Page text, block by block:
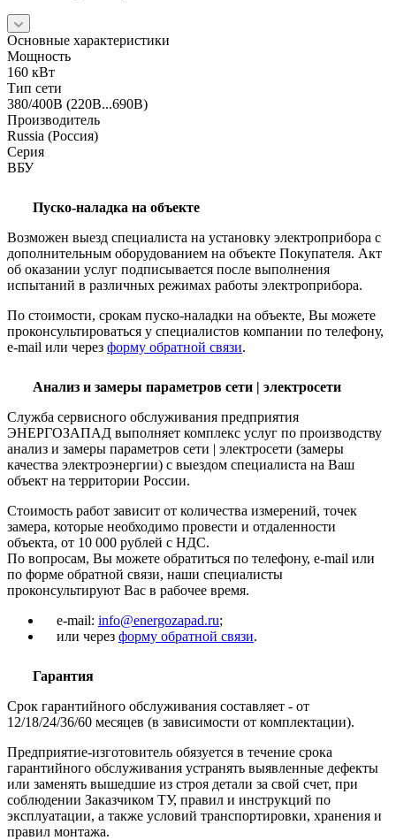
Основные характеристики
Мощность
160 кВт
Тип сети
380/400В (220В...690В)
Производитель
Russia (Россия)
Серия
ВБУ
Пуско-наладка на объекте
Возможен выезд специалиста на установку электроприбора с
дополнительным оборудованием на объекте Покупателя. Акт
об оказании услуг подписывается после выполнения
испытаний в различных режимах работы электроприбора.
По стоимости, срокам пуско-наладки на объекте, Вы можете
проконсультироваться у специалистов компании по телефону,
e-mail или через форму обратной связи.
Анализ и замеры параметров сети | электросети
Служба сервисного обслуживания предприятия
ЭНЕРГОЗАПАД выполняет комплекс услуг по производству
анализ и замеры параметров сети | электросети (замеры
качества электроэнергии) с выездом специалиста на Ваш
объект на территории России.
Стоимость работ зависит от количества измерений, точек
замера, которые необходимо провести и отдаленности
объекта, от 10 000 рублей с НДС.
По вопросам, Вы можете обратиться по телефону, e-mail или
по форме обратной связи, наши специалисты
проконсультируют Вас в рабочее время.
e-mail: info@energozapad.ru;
или через форму обратной связи.
Гарантия
Срок гарантийного обслуживания составляет - от
12/18/24/36/60 месяцев (в зависимости от комплектации).
Предприятие-изготовитель обязуется в течение срока
гарантийного обслуживания устранять выявленные дефекты
или заменять вышедшие из строя детали за свой счет, при
соблюдении Заказчиком ТУ, правил и инструкций по
эксплуатации, а также условий транспортировки, хранения и
правил монтажа.